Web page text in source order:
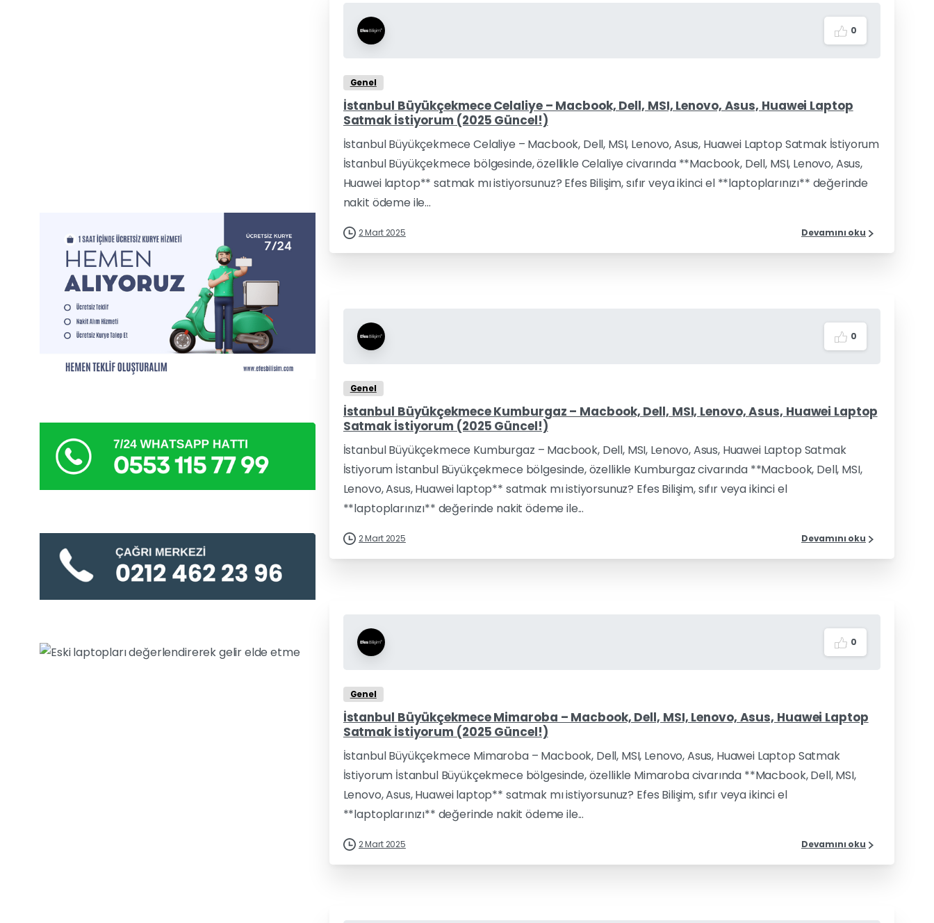
0
Genel
İstanbul Büyükçekmece Celaliye – Macbook, Dell, MSI, Lenovo, Asus, Huawei Laptop
Satmak İstiyorum (2025 Güncel!)
İstanbul Büyükçekmece Celaliye – Macbook, Dell, MSI, Lenovo, Asus, Huawei Laptop Satmak İstiyorum
İstanbul Büyükçekmece bölgesinde, özellikle Celaliye civarında **Macbook, Dell, MSI, Lenovo, Asus,
Huawei laptop** satmak mı istiyorsunuz? Efes Bilişim, sıfır veya ikinci el **laptoplarınızı** değerinde
nakit ödeme ile...
2 Mart 2025 Devamını oku
0
Genel
İstanbul Büyükçekmece Kumburgaz – Macbook, Dell, MSI, Lenovo, Asus, Huawei Laptop
Satmak İstiyorum (2025 Güncel!)
İstanbul Büyükçekmece Kumburgaz – Macbook, Dell, MSI, Lenovo, Asus, Huawei Laptop Satmak
İstiyorum İstanbul Büyükçekmece bölgesinde, özellikle Kumburgaz civarında **Macbook, Dell, MSI,
Lenovo, Asus, Huawei laptop** satmak mı istiyorsunuz? Efes Bilişim, sıfır veya ikinci el
**laptoplarınızı** değerinde nakit ödeme ile...
2 Mart 2025 Devamını oku
0
Genel
İstanbul Büyükçekmece Mimaroba – Macbook, Dell, MSI, Lenovo, Asus, Huawei Laptop
Satmak İstiyorum (2025 Güncel!)
İstanbul Büyükçekmece Mimaroba – Macbook, Dell, MSI, Lenovo, Asus, Huawei Laptop Satmak
İstiyorum İstanbul Büyükçekmece bölgesinde, özellikle Mimaroba civarında **Macbook, Dell, MSI,
Lenovo, Asus, Huawei laptop** satmak mı istiyorsunuz? Efes Bilişim, sıfır veya ikinci el
**laptoplarınızı** değerinde nakit ödeme ile...
2 Mart 2025 Devamını oku